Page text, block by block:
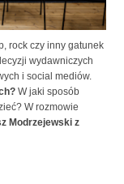
rock czy inny gatunek
wydawniczych
i social mediów.
W jaki sposób
W rozmowie
Modrzejewski z